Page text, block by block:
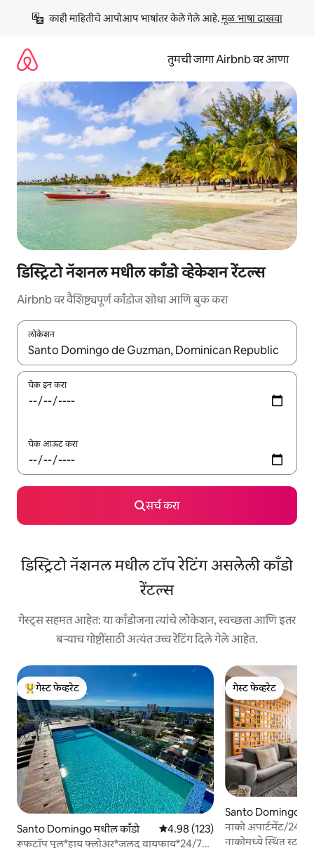
काही माहितीचे आपोआप भाषांतर केले गेले आहे. मूळ भाषा दाखवा
तुमची जागा Airbnb वर आणा
डिस्ट्रिटो नॅशनल मधील काँडो व्हेकेशन रेंटल्स
Airbnb वर वैशिष्ट्यपूर्ण काँडोज शोधा आणि बुक करा
लोकेशन
जेव्हा परिणाम उपलब्ध असतील, तेव्हा वरच्या आणि खाली बाणांच्या किजसह
चेक इन करा
चेक आऊट करा
सर्च करा
डिस्ट्रिटो नॅशनल मधील टॉप रेटिंग असलेली काँडो
रेंटल्स
गेस्ट्स सहमत आहेत: या काँडोजना त्यांचे लोकेशन, स्वच्छता आणि इतर
बऱ्याच गोष्टींसाठी अत्यंत उच्च रेटिंग दिले गेले आहेत.
टॉप गेस्ट फेव्हरेट
गेस्ट फेव्हरेट
Santo Domingo मधील काँडो 5 पैकी 4.98 सरासरी रेटिंग, 123 रिव्ह्यूज
4.98 (123)
रूफटॉप पूल*हाय फ्लोअर*जलद वायफाय*24/7
गेस्ट फेव्हरेट
गेस्ट फेव्हरेट
Santo Domingo
नाको अपार्टमेंट/24
युनिट्समध्ये एसी
नाकोमध्ये स्थित